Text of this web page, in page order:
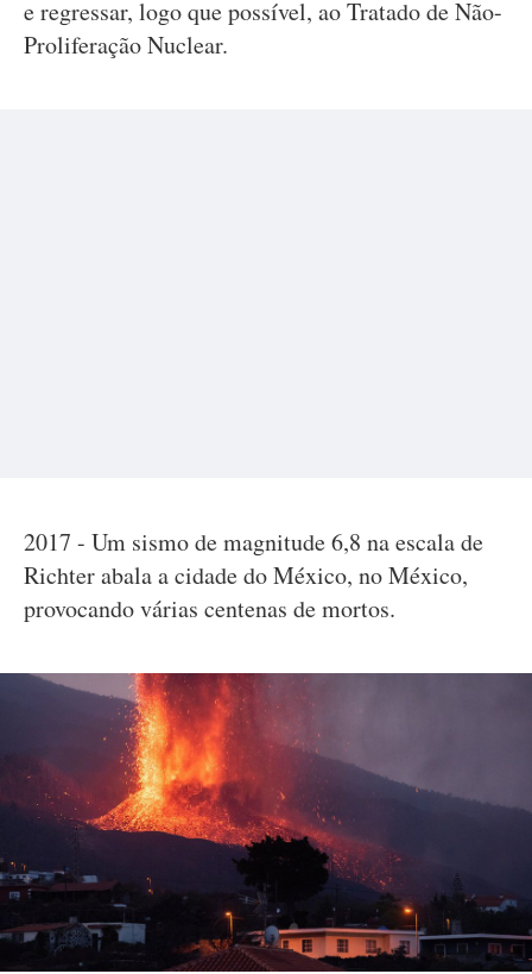
e regressar, logo que possível, ao Tratado de Não-
Proliferação Nuclear.
2017 - Um sismo de magnitude 6,8 na escala de
Richter abala a cidade do México, no México,
provocando várias centenas de mortos.